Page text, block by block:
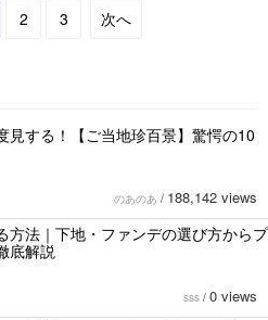
2 3 次へ
見する！【ご当地珍百景】驚愕の10
のあのあ / 188,142 views
方法｜下地・ファンデの選び方からプ
底解説
sss / 0 views